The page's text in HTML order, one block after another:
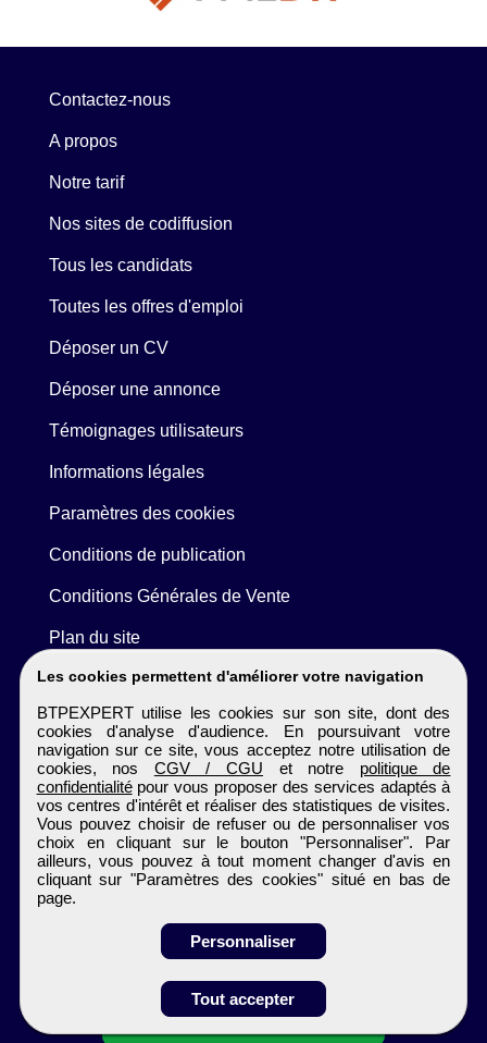
Candidature spontanée
Les cookies permettent d'améliorer votre navigation
BTPEXPERT utilise les cookies sur son site, dont des
cookies d'analyse d'audience. En poursuivant votre
navigation sur ce site, vous acceptez notre utilisation de
cookies, nos CGV / CGU et notre politique de
confidentialitépour vous proposer des services adaptés à
vos centres d'intérêt et réaliser des statistiques de visites.
Vous pouvez choisir de refuser ou de personnaliser vos
choix en cliquant sur le bouton "Personnaliser". Par
ailleurs, vous pouvez à tout moment changer d'avis en
cliquant sur "Paramètres des cookies" situé en bas de
page.
Personnaliser
Tout accepter
Contactez-nous
A propos
Notre tarif
Nos sites de codiffusion
Tous les candidats
Toutes les offres d'emploi
Déposer un CV
Déposer une annonce
Témoignages utilisateurs
Informations légales
Paramètres des cookies
Conditions de publication
Conditions Générales de Vente
Plan du site
BTPEXPERT
Tous droits réservés © 1999 - 2026